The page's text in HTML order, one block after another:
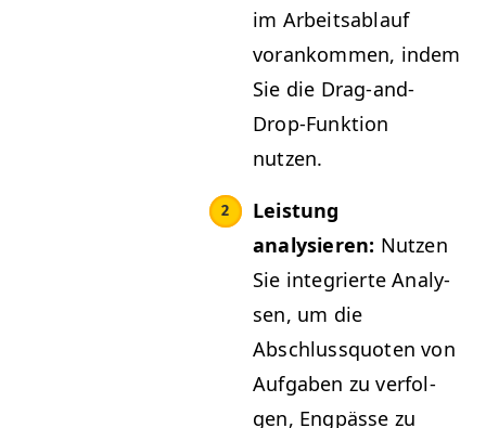
im Arbeitsablauf
vorankom­men, indem
Sie die Drag-and-
Drop-Funk­tion
nutzen.
Leis­tung
analysieren: Nutzen
Sie inte­gri­erte Analy­
sen, um die
Abschlussquoten von
Auf­gaben zu ver­fol­
gen, Eng­pässe zu